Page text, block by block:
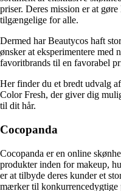
priser. Deres mission er at
tilgængelige for alle.
Dermed har Beautycos haft
ønsker at eksperimentere med
favoritbrands til en favorabel
Her finder du et bredt udvalg
Color Fresh, der giver dig
til dit hår.
Cocopanda
Cocopanda er en online
produkter inden for makeup,
er at tilbyde deres kunder et
mærker til konkurrencedygtige